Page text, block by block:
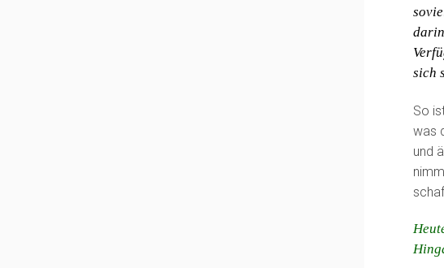
sich
So
was
und